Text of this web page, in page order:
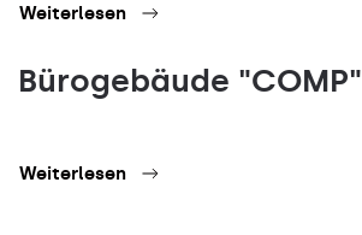
Weiterlesen
Bürogebäude "COMP"
Weiterlesen